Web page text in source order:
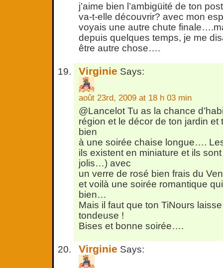
j’aime bien l’ambigüité de ton
va-t-elle découvrir? avec mon
voyais une autre chute
depuis quelques temps, je me
être autre chose….
Virginie Says:
août 23rd, 2009 at 18 h 03 min
@Lancelot Tu as la chance
région et le décor de ton jardin et
bien
à une soirée chaise longue….
ils existent en miniature et ils
jolis…) avec
un verre de rosé bien frais du
et voilà une soirée romantique
bien…
Mais il faut que ton TiNours
tondeuse !
Bises et bonne soirée….
Virginie Says: